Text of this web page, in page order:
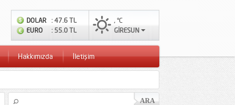
DOLAR
: 47.6 TL
EURO
: 55.0 TL
, °C
GİRESUN
Hakkımızda İletişim